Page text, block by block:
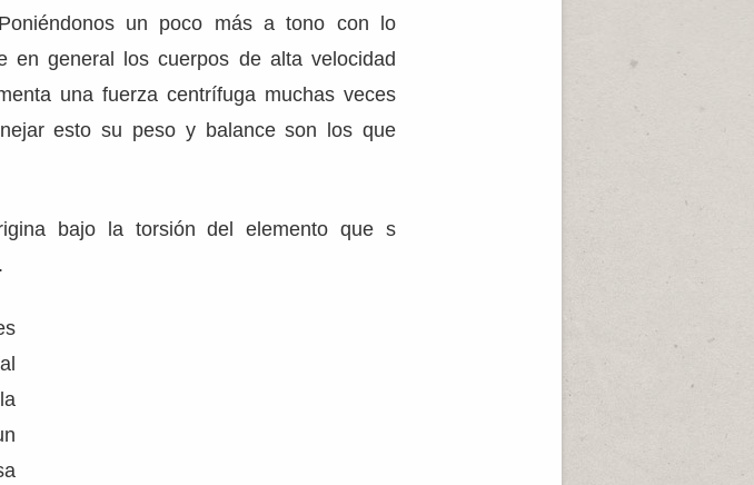
un poco más a tono con lo
en general los cuerpos de alta velocidad
una fuerza centrífuga muchas veces
esto su peso y balance son los que
bajo la torsión del elemento que s